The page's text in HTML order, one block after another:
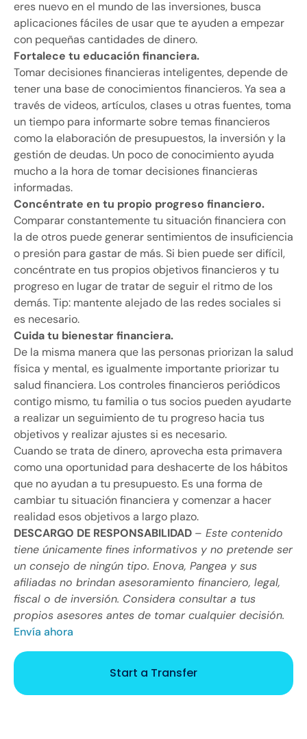
eres nuevo en el mundo de las inversiones, busca
aplicaciones fáciles de usar que te ayuden a empezar
con pequeñas cantidades de dinero.
Fortalece tu educación financiera.
Tomar decisiones financieras inteligentes, depende de
tener una base de conocimientos financieros. Ya sea a
través de videos, artículos, clases u otras fuentes, toma
un tiempo para informarte sobre temas financieros
como la elaboración de presupuestos, la inversión y la
gestión de deudas. Un poco de conocimiento ayuda
mucho a la hora de tomar decisiones financieras
informadas.
Concéntrate en tu propio progreso financiero.
Comparar constantemente tu situación financiera con
la de otros puede generar sentimientos de insuficiencia
o presión para gastar de más. Si bien puede ser difícil,
concéntrate en tus propios objetivos financieros y tu
progreso en lugar de tratar de seguir el ritmo de los
demás. Tip: mantente alejado de las redes sociales si
es necesario.
Cuida tu bienestar financiera.
De la misma manera que las personas priorizan la salud
física y mental, es igualmente importante priorizar tu
salud financiera. Los controles financieros periódicos
contigo mismo, tu familia o tus socios pueden ayudarte
a realizar un seguimiento de tu progreso hacia tus
objetivos y realizar ajustes si es necesario.
Cuando se trata de dinero, aprovecha esta primavera
como una oportunidad para deshacerte de los hábitos
que no ayudan a tu presupuesto. Es una forma de
cambiar tu situación financiera y comenzar a hacer
realidad esos objetivos a largo plazo.
DESCARGO DE RESPONSABILIDAD – Este contenido
tiene únicamente fines informativos y no pretende ser
un consejo de ningún tipo. Enova, Pangea y sus
afiliadas no brindan asesoramiento financiero, legal,
fiscal o de inversión. Considera consultar a tus
propios asesores antes de tomar cualquier decisión.
Envía ahora
Start a Transfer